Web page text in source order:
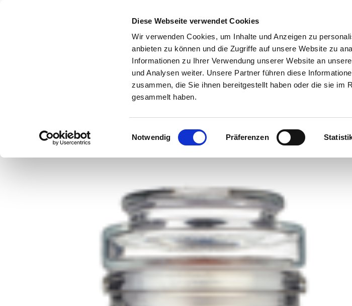
Diese Webseite verwendet Cookies
Wir verwenden Cookies, um Inhalte und Anzeigen zu
anbieten zu können und die Zugriffe auf unsere Website zu
Informationen zu Ihrer Verwendung unserer Website an
und Analysen weiter. Unsere Partner führen diese
zusammen, die Sie ihnen bereitgestellt haben oder die sie im
gesammelt haben.
Einwilligungsauswahl
Notwendig Präferenzen
Seminare Über Uns Weinsortiment Rezepte